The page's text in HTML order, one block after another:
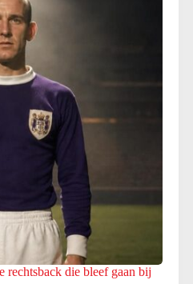
rechtsback die bleef gaan bij